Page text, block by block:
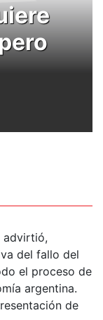
advirtió,
del fallo del
el proceso de
argentina.
de